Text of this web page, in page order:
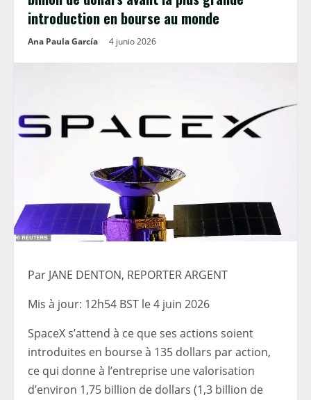
introduction en bourse au monde
Ana Paula García 4 junio 2026
Par JANE DENTON, REPORTER ARGENT
Mis à jour: 12h54 BST le 4 juin 2026
SpaceX s’attend à ce que ses actions soient
introduites en bourse à 135 dollars par action,
ce qui donne à l’entreprise une valorisation
d’environ 1,75 billion de dollars (1,3 billion de